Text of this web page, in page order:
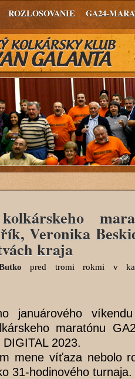
ROZLOSOVANIE GA24-
Veronika
kraja
pred tromi rokmi v
januárového
maratónu
2023.
mene víťaza nebolo
31-hodinového turnaja.